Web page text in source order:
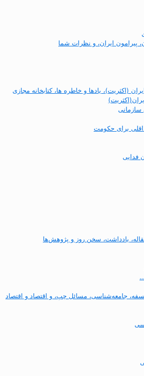
سازمانی
برای حکومت
فدایی
جامعه‌شناسی، مسائل چپ، و اقتصاد و اقتصاد